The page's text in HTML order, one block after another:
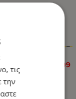
class W203 / W209
6-τάχυτο
τις
την